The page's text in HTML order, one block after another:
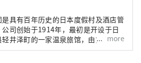
是具有百年历史的日本度假村及酒店管
司创始于1914年，最初是开设于日
井泽町的一家温泉旅馆，由第四代经
路氏将其转型为度假酒店营运公司，
more